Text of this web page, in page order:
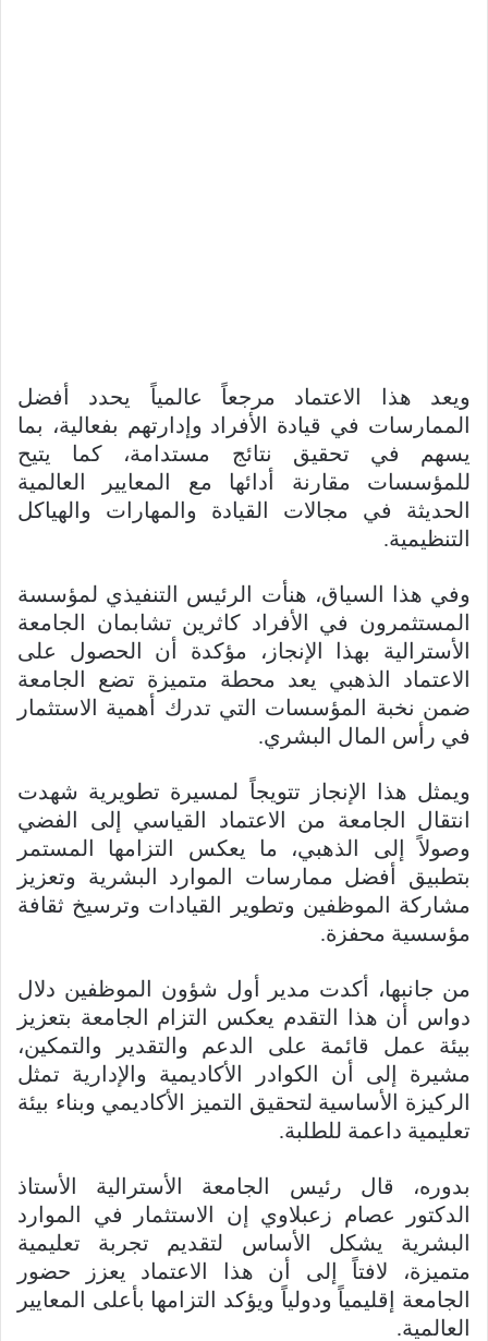
ويعد هذا الاعتماد مرجعاً عالمياً يحدد أفضل
الممارسات في قيادة الأفراد وإدارتهم بفعالية، بما
يسهم في تحقيق نتائج مستدامة، كما يتيح
للمؤسسات مقارنة أدائها مع المعايير العالمية
الحديثة في مجالات القيادة والمهارات والهياكل
التنظيمية.
وفي هذا السياق، هنأت الرئيس التنفيذي لمؤسسة
المستثمرون في الأفراد كاثرين تشابمان الجامعة
الأسترالية بهذا الإنجاز، مؤكدة أن الحصول على
الاعتماد الذهبي يعد محطة متميزة تضع الجامعة
ضمن نخبة المؤسسات التي تدرك أهمية الاستثمار
في رأس المال البشري.
ويمثل هذا الإنجاز تتويجاً لمسيرة تطويرية شهدت
انتقال الجامعة من الاعتماد القياسي إلى الفضي
وصولاً إلى الذهبي، ما يعكس التزامها المستمر
بتطبيق أفضل ممارسات الموارد البشرية وتعزيز
مشاركة الموظفين وتطوير القيادات وترسيخ ثقافة
مؤسسية محفزة.
من جانبها، أكدت مدير أول شؤون الموظفين دلال
دواس أن هذا التقدم يعكس التزام الجامعة بتعزيز
بيئة عمل قائمة على الدعم والتقدير والتمكين،
مشيرة إلى أن الكوادر الأكاديمية والإدارية تمثل
الركيزة الأساسية لتحقيق التميز الأكاديمي وبناء بيئة
تعليمية داعمة للطلبة.
بدوره، قال رئيس الجامعة الأسترالية الأستاذ
الدكتور عصام زعبلاوي إن الاستثمار في الموارد
البشرية يشكل الأساس لتقديم تجربة تعليمية
متميزة، لافتاً إلى أن هذا الاعتماد يعزز حضور
الجامعة إقليمياً ودولياً ويؤكد التزامها بأعلى المعايير
العالمية.